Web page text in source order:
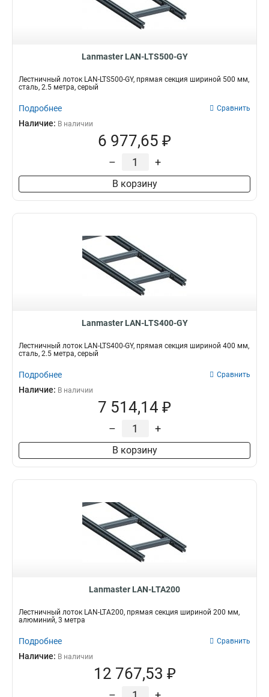
Lanmaster LAN-LTS500-GY
Лестничный лоток LAN-LTS500-GY, прямая секция шириной 500 мм,
сталь, 2.5 метра, серый
Подробнее Сравнить
Наличие: В наличии
6 977,65 ₽
– +
В корзину
Lanmaster LAN-LTS400-GY
Лестничный лоток LAN-LTS400-GY, прямая секция шириной 400 мм,
сталь, 2.5 метра, серый
Подробнее Сравнить
Наличие: В наличии
7 514,14 ₽
– +
В корзину
Lanmaster LAN-LTA200
Лестничный лоток LAN-LTA200, прямая секция шириной 200 мм,
алюминий, 3 метра
Подробнее Сравнить
Наличие: В наличии
12 767,53 ₽